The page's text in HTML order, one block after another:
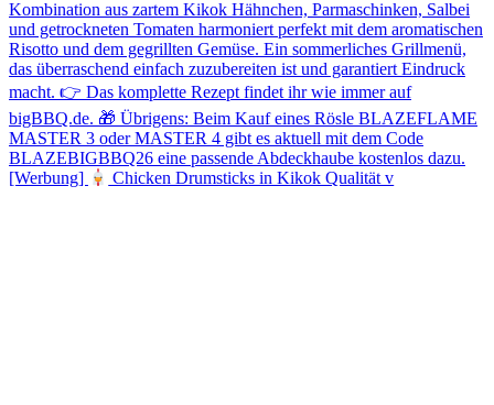
[Werbung] Chicken Drumsticks in Kikok Qualität v